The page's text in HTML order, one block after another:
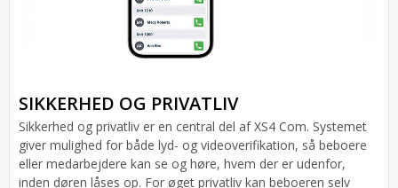
SIKKERHED OG PRIVATLIV
Sikkerhed og privatliv er en central del af XS4 Com. Systemet
giver mulighed for både lyd- og videoverifikation, så beboere
eller medarbejdere kan se og høre, hvem der er udenfor,
inden døren låses op. For øget privatliv kan beboeren selv